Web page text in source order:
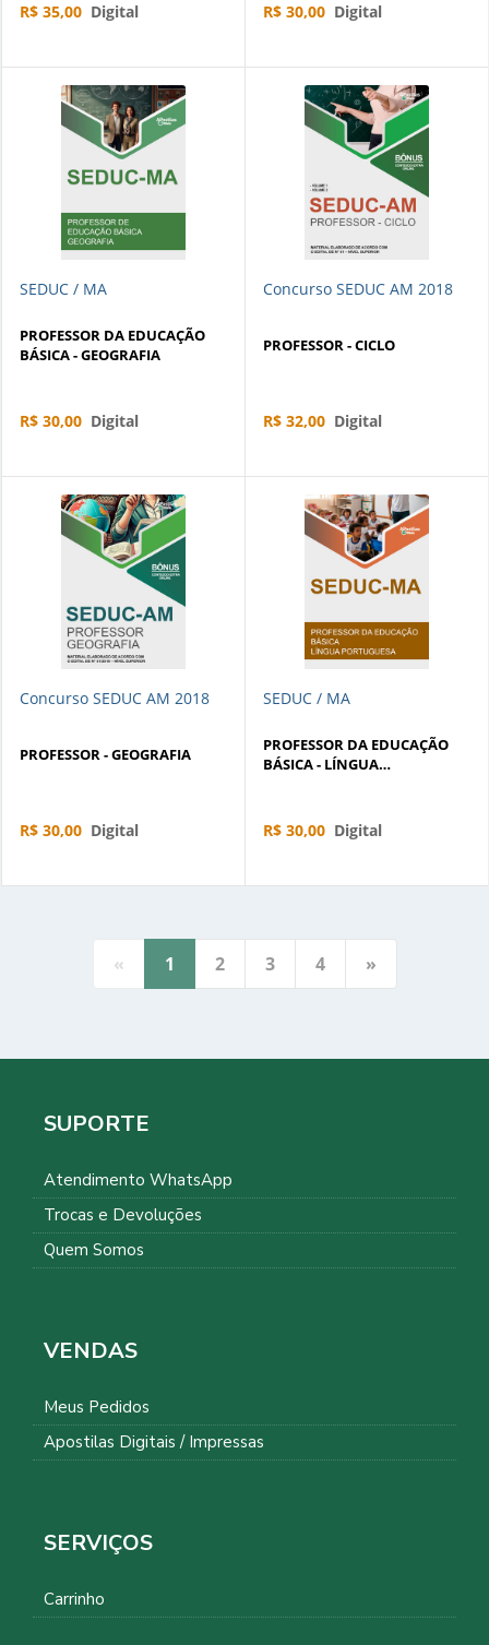
R$ 35,00 Digital R$ 30,00 Digital
SEDUC / MA
PROFESSOR DA EDUCAÇÃO
BÁSICA - GEOGRAFIA
R$ 30,00 Digital
Concurso SEDUC AM 2018
PROFESSOR - CICLO
R$ 32,00 Digital
Concurso SEDUC AM 2018
PROFESSOR - GEOGRAFIA
R$ 30,00 Digital
SEDUC / MA
PROFESSOR DA EDUCAÇÃO
BÁSICA - LÍNGUA
R$ 30,00 Digital
« 1 2 3 4 »
SUPORTE
Atendimento WhatsApp
Trocas e Devoluções
Quem Somos
VENDAS
Meus Pedidos
Apostilas Digitais / Impressas
SERVIÇOS
Carrinho